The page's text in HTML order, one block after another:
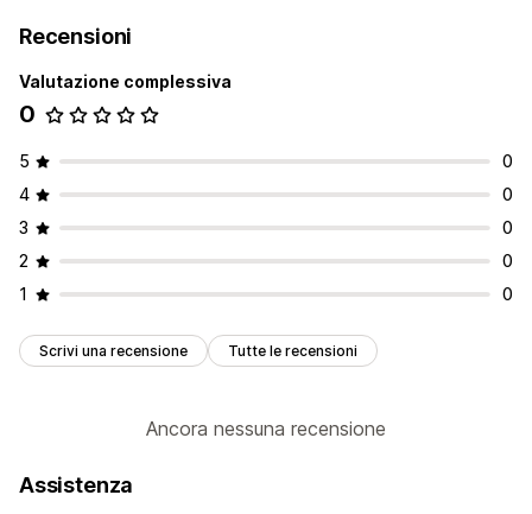
Recensioni
Valutazione complessiva
0
5
0
4
0
3
0
2
0
1
0
Scrivi una recensione Tutte le recensioni
Ancora nessuna recensione
Assistenza